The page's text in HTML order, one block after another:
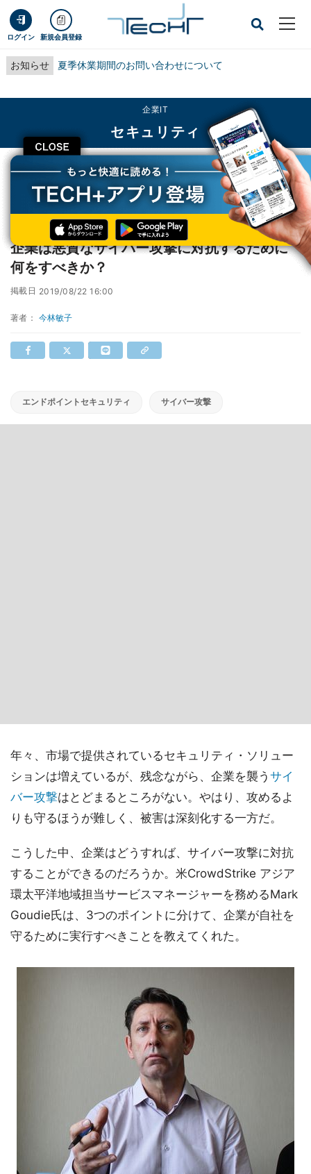
ログイン 新規会員登録
お知らせ 夏季休業期間のお問い合わせについて
CLOSE
企業IT
セキュリティ
TECH+ 企業IT
セキュリティ
企業は悪質なサイバー攻撃に対抗するために何をすべきか？
企業は悪質なサイバー攻撃に対抗するために
何をすべきか？
掲載日 2019/08/22 16:00
著者： 今林敏子
エンドポイントセキュリティ サイバー攻撃
年々、市場で提供されているセキュリティ・ソリュー
ションは増えているが、残念ながら、企業を襲う サイ
バー攻撃はとどまるところがない。やはり、攻めるよ
りも守るほうが難しく、被害は深刻化する一方だ。
こうした中、企業はどうすれば、サイバー攻撃に対抗
することができるのだろうか。米CrowdStrike アジア
環太平洋地域担当サービスマネージャーを務めるMark
Goudie氏は、3つのポイントに分けて、企業が自社を
守るために実行すべきことを教えてくれた。